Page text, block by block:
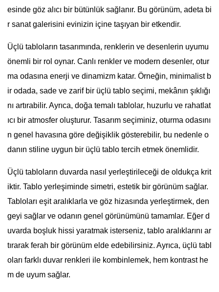
esinde göz alıcı bir bütünlük sağlanır. Bu görünüm, adeta bi
r sanat galerisini evinizin içine taşıyan bir etkendir.
Üçlü tabloların tasarımında, renklerin ve desenlerin uyumu
önemli bir rol oynar. Canlı renkler ve modern desenler, otur
ma odasına enerji ve dinamizm katar. Örneğin, minimalist b
ir odada, sade ve zarif bir üçlü tablo seçimi, mekânın şıklığı
nı artırabilir. Ayrıca, doğa temalı tablolar, huzurlu ve rahatlat
ıcı bir atmosfer oluşturur. Tasarım seçiminiz, oturma odasını
n genel havasına göre değişiklik gösterebilir, bu nedenle o
danın stiline uygun bir üçlü tablo tercih etmek önemlidir.
Üçlü tabloların duvarda nasıl yerleştirileceği de oldukça krit
iktir. Tablo yerleşiminde simetri, estetik bir görünüm sağlar.
Tabloları eşit aralıklarla ve göz hizasında yerleştirmek, den
geyi sağlar ve odanın genel görünümünü tamamlar. Eğer d
uvarda boşluk hissi yaratmak isterseniz, tablo aralıklarını ar
tırarak ferah bir görünüm elde edebilirsiniz. Ayrıca, üçlü tabl
oları farklı duvar renkleri ile kombinlemek, hem kontrast he
m de uyum sağlar.